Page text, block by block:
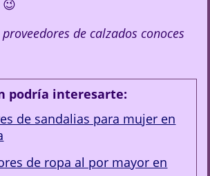
proveedores de calzados conoces
podría interesarte:
de sandalias para mujer en
de ropa al por mayor en